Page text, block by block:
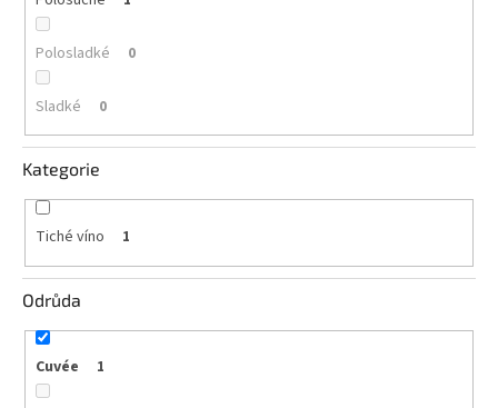
vínu
BiB
větší
Ostatní
vína
Značky
Polosladké 0
Sladké 0
Kategorie
Tiché víno 1
Odrůda
Cuvée 1